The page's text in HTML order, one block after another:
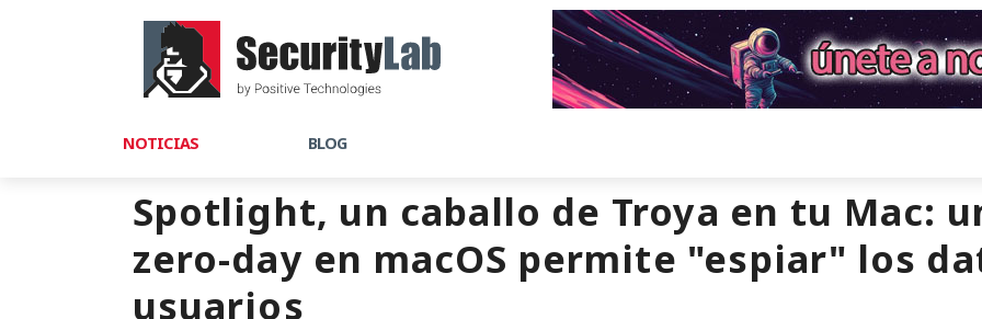
NOTICIAS BLOG
Spotlight, un caballo de Troya en tu Mac:
zero-day en macOS permite "espiar" los
usuarios